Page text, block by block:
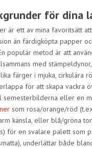
för dina
är ett av mina favoritsätt
än färdigköpta papper
populär metod är att
med
färger i mjuka, cirkulära
för att skapa vackra
eller en
som rosa/orange/röd
känsla, eller blå/gröna
för en svalare palett som
underlättar både